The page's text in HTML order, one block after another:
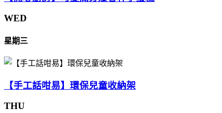
WED
星期三
【手工話咁易】環保兒童收納架
THU